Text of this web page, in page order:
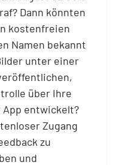
Dann könnten
kostenfreien
Namen bekannt
unter einer
über Ihre
App entwickelt?
Zugang
zu
und